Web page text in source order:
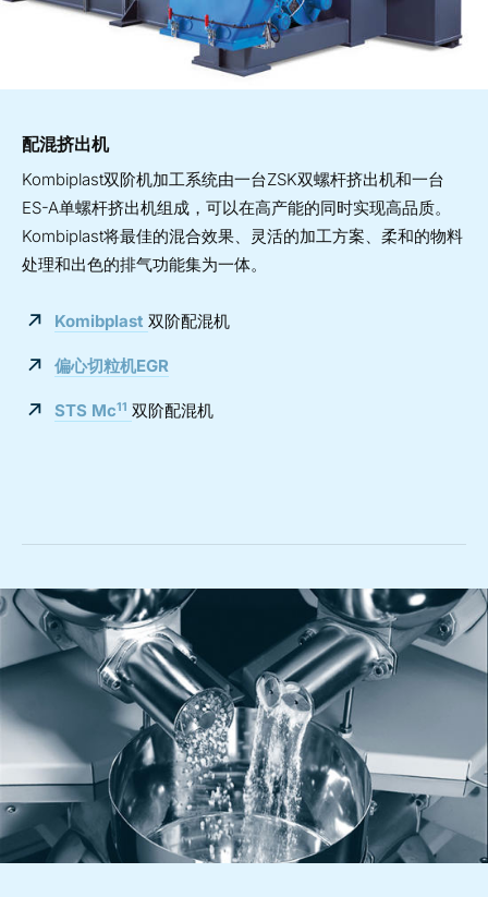
配混挤出机
Kombiplast双阶机加工系统由一台ZSK双螺杆挤出机和一台
ES-A单螺杆挤出机组成，可以在高产能的同时实现高品质。
Kombiplast将最佳的混合效果、灵活的加工方案、柔和的物料
处理和出色的排气功能集为一体。
Komibplast 双阶配混机
偏心切粒机EGR
STS Mc11 双阶配混机